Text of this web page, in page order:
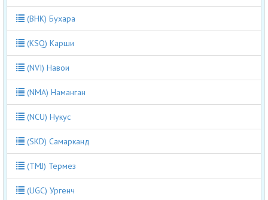
(BHK) Бухара
(KSQ) Карши
(NVI) Навои
(NMA) Наманган
(NCU) Нукус
(SKD) Самарканд
(TMJ) Термез
(UGC) Ургенч